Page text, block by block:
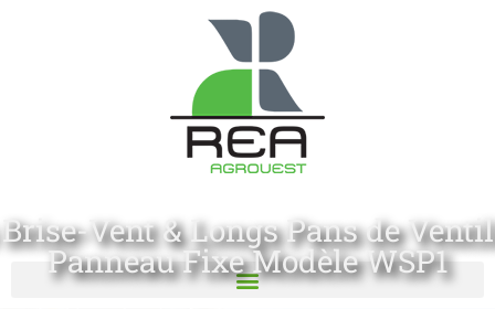
Vent & Longs Pans de
Panneau Fixe Modèle WSP1